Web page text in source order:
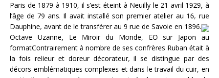
Paris de 1879 à 1910, il s’est éteint à Neuilly le 21 avril 1929, à
l’âge de 79 ans. Il avait installé son premier atelier au 16, rue
Dauphine, avant de le transférer au 9 rue de Savoie en 1896.
Octave Uzanne, Le Miroir du Monde, EO sur Japon au
formatContrairement à nombre de ses confrères Ruban était à
la fois relieur et doreur décorateur, il se distingue par des
décors emblématiques complexes et dans le travail du cuir, en